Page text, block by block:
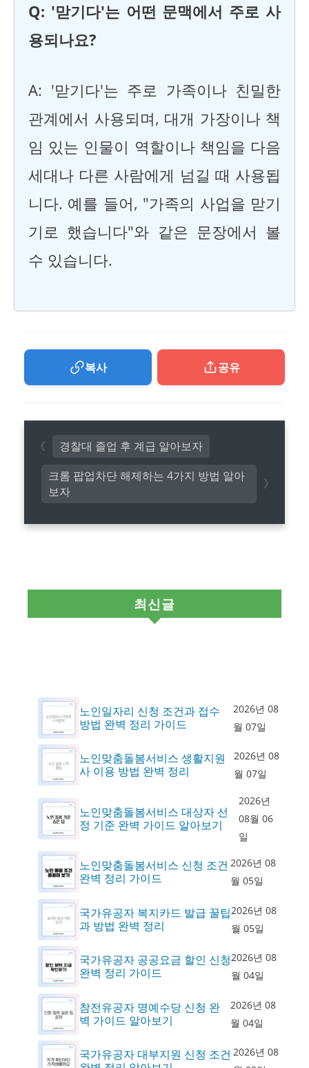
Q: '맏기다'는 어떤 문맥에서 주로 사
용되나요?
A: '맏기다'는 주로 가족이나 친밀한
관계에서 사용되며, 대개 가장이나 책
임 있는 인물이 역할이나 책임을 다음
세대나 다른 사람에게 넘길 때 사용됩
니다. 예를 들어, "가족의 사업을 맏기
기로 했습니다"와 같은 문장에서 볼
수 있습니다.
복사 공유
크롬 팝업차단 해제하는 4가지 방법 알아
보자
경찰대 졸업 후 계급 알아보자
최신글
노인일자리 신청 조건과 접수
방법 완벽 정리 가이드
2026년 08
월 07일
노인맞춤돌봄서비스 생활지원
사 이용 방법 완벽 정리
2026년 08
월 07일
노인맞춤돌봄서비스 대상자 선
정 기준 완벽 가이드 알아보기
2026년
08월 06
일
노인맞춤돌봄서비스 신청 조건
완벽 정리 가이드
2026년 08
월 05일
국가유공자 복지카드 발급 꿀팁
과 방법 완벽 정리
2026년 08
월 05일
국가유공자 공공요금 할인 신청
완벽 정리 가이드
2026년 08
월 04일
참전유공자 명예수당 신청 완
벽 가이드 알아보기
2026년 08
월 04일
국가유공자 대부지원 신청 조건 2026년 08